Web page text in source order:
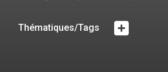
Thématiques/Tags